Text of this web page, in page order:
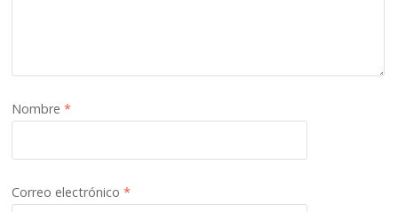
Nombre*
Correo electrónico*